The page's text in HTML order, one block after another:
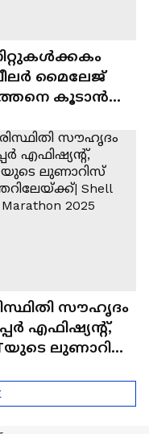
മൈലേജ്
കൂടാൻ
സൗഹൃദം
എഫിഷ്യന്റ്,
ലുണാറിസ്
Marathon 2025